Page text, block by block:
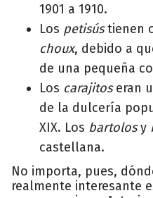
1901 a 1910.
Los petisústienen
choux, debido a
de una pequeña
Los carajitoseran
de la dulcería
XIX. Los bartolosy
castellana.
No importa, pues,
realmente interesante